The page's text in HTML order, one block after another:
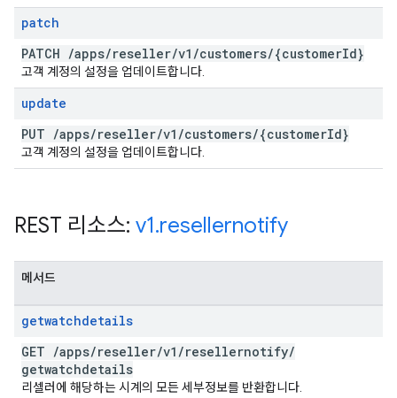
patch
PATCH /apps/reseller/v1 /customers/{customerId}
고객 계정의 설정을 업데이트합니다.
update
PUT /apps/reseller/v1 /customers/{customerId}
고객 계정의 설정을 업데이트합니다.
REST 리소스: v1.resellernotify
메서드
getwatchdetails
GET /apps/reseller/v1 /resellernotify/
getwatchdetails
리셀러에 해당하는 시계의 모든 세부정보를 반환합니다.